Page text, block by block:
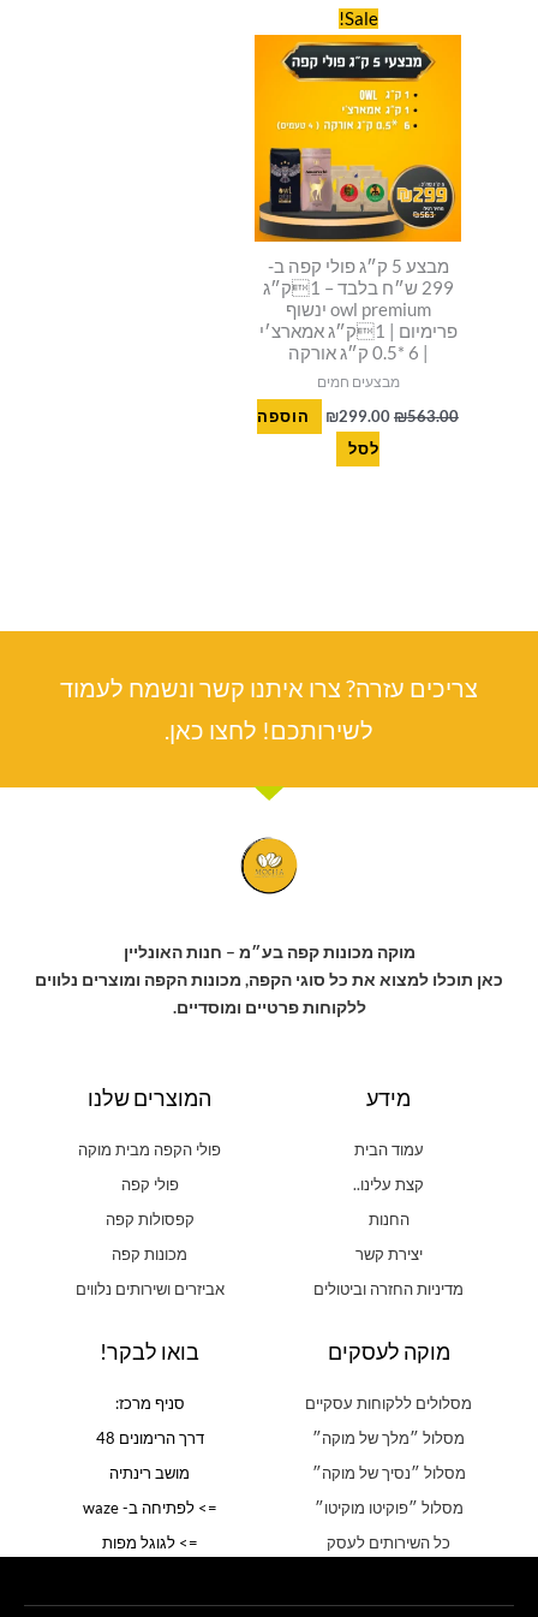
Sale!
מבצע 5 ק״ג פולי קפה ב-
299 ש״ח בלבד – 1ק״ג
owl premium ינשוף
פרימיום | 1ק״ג אמארצ׳י
מבצעים חמים
₪563.00
המחיר
המקורי
היה:
₪563.00.
₪299.00
הנוכחי
הוא:
₪299.00.
הוספה
לסל
צריכים עזרה? צרו איתנו קשר ונשמח לעמוד
לשירותכם! לחצו כאן.
מוקה מכונות קפה בע״מ – חנות האונליין
כאן תוכלו למצוא את כל סוגי הקפה, מכונות הקפה ומוצרים נלווים
ללקוחות פרטיים ומוסדיים.
מידע
עמוד הבית
קצת עלינו..
החנות
יצירת קשר
מדיניות החזרה וביטולים
המוצרים שלנו
פולי הקפה מבית מוקה
פולי קפה
קפסולות קפה
מכונות קפה
אביזרים ושירותים נלווים
מוקה לעסקים
מסלולים ללקוחות עסקיים
מסלול ״מלך של מוקה״
מסלול ״נסיך של מוקה״
מסלול ״פוקיטו מוקיטו״
כל השירותים לעסק
בואו לבקר!
סניף מרכז:
דרך הרימונים 48
מושב רינתיה
=> לפתיחה ב- waze
=> לגוגל מפות